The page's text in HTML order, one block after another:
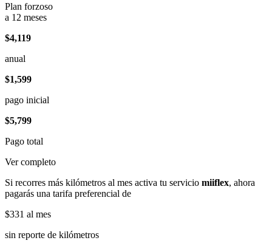
Plan forzoso
a 12 meses
$4,119
anual
$1,599
pago inicial
$5,799
Pago total
Ver completo
Si recorres más kilómetros al mes activa tu servicio miiflex, ahora
pagarás una tarifa preferencial de
$331 al mes
sin reporte de kilómetros